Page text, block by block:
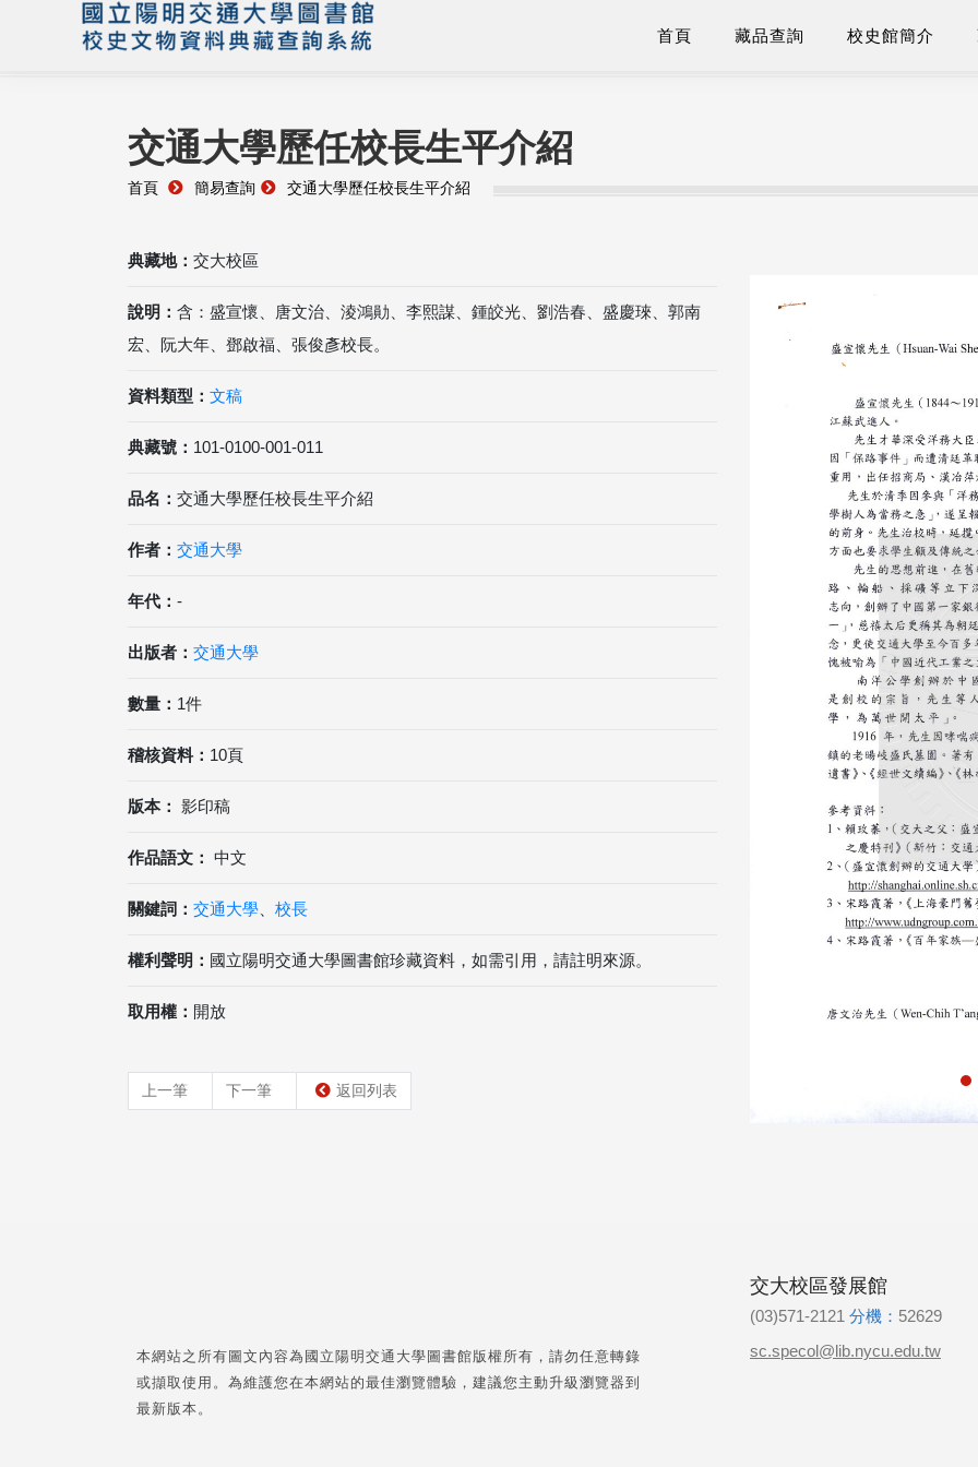
首頁 藏品查詢 校史館簡介
交通大學歷任校長生平介紹
首頁 簡易查詢 交通大學歷任校長生平介紹
典藏地： 交大校區
說明： 含：盛宣懷、唐文治、淩鴻勛、李熙謀、鍾皎光、劉浩春、盛慶琜、郭南
宏、阮大年、鄧啟福、張俊彥校長。
資料類型： 文稿
典藏號： 101-0100-001-011
品名： 交通大學歷任校長生平介紹
作者： 交通大學
年代： -
出版者： 交通大學
數量： 1件
稽核資料： 10頁
版本： 影印稿
作品語文： 中文
關鍵詞： 交通大學 校長
權利聲明： 國立陽明交通大學圖書館珍藏資料，如需引用，請註明來源。
取用權： 開放
上一筆 下一筆 返回列表
Previous
本網站之所有圖文內容為國立陽明交通大學圖書館版權所有，請勿任意轉錄
或擷取使用。為維護您在本網站的最佳瀏覽體驗，建議您主動升級瀏覽器到
最新版本。
交大校區發展館
(03)571-2121 分機： 52629
sc.specol@lib.nycu.edu.tw